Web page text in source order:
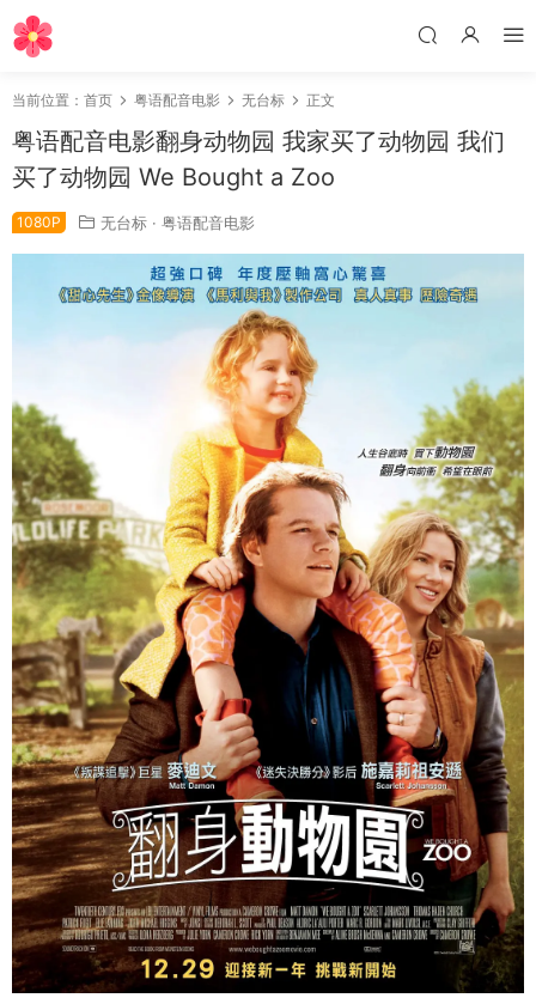
当前位置： 首页 粤语配音电影 无台标 正文
粤语配音电影翻身动物园 我家买了动物园 我们
买了动物园 We Bought a Zoo
1080P 无台标 · 粤语配音电影